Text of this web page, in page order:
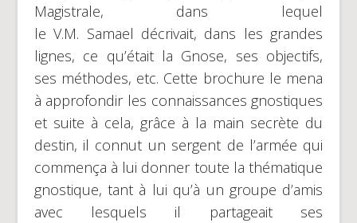
Magistrale, dans lequel
le V.M. Samael décrivait, dans les grandes
lignes, ce qu’était la Gnose, ses objectifs,
ses méthodes, etc. Cette brochure le mena
à approfondir les connaissances gnostiques
et suite à cela, grâce à la main secrète du
destin, il connut un sergent de l’armée qui
commença à lui donner toute la thématique
gnostique, tant à lui qu’à un groupe d’amis
avec lesquels il partageait ses